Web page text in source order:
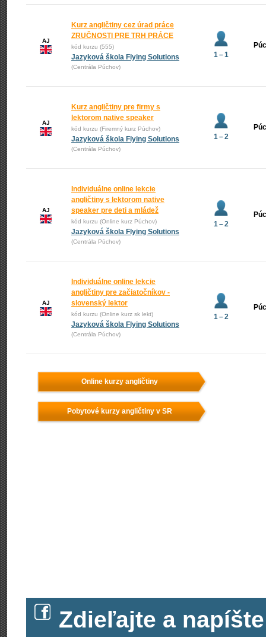
AJ
Kurz angličtiny cez úrad práce
ZRUČNOSTI PRE TRH PRÁCE
kód kurzu (555)
Jazyková škola Flying Solutions
(Centrála Púchov)
1 – 1
AJ
Kurz angličtiny pre firmy s
lektorom native speaker
kód kurzu (Firemný kurz Púchov)
Jazyková škola Flying Solutions
(Centrála Púchov)
1 – 2
AJ
Individuálne online lekcie
angličtiny s lektorom native
speaker pre deti a mládež
kód kurzu (Online kurz Púchov)
Jazyková škola Flying Solutions
(Centrála Púchov)
1 – 2
AJ
Individuálne online lekcie
angličtiny pre začiatočníkov -
slovenský lektor
kód kurzu (Online kurz sk lekt)
Jazyková škola Flying Solutions
(Centrála Púchov)
1 – 2
Online kurzy angličtiny
Pobytové kurzy angličtiny v SR
Zdieľajte a